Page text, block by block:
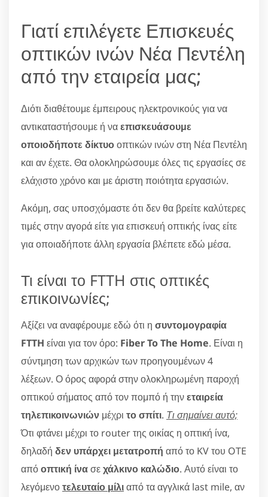
Γιατί επιλέγετε Επισκευές
οπτικών ινών Νέα Πεντέλη
από την εταιρεία μας;
Διότι διαθέτουμε έμπειρους ηλεκτρονικούς για να
αντικαταστήσουμε ή ναεπισκευάσουμε
οποιοδήποτε δίκτυοοπτικών ινών στη Νέα Πεντέλη
και αν έχετε. Θα ολοκληρώσουμε όλες τις εργασίες σε
ελάχιστο χρόνο και με άριστη ποιότητα εργασιών.
Ακόμη, σας υποσχόμαστε ότι δεν θα βρείτε καλύτερες
τιμές στην αγορά είτε για επισκευή οπτικής ίνας είτε
για οποιαδήποτε άλλη εργασία βλέπετε εδώ μέσα.
Τι είναι το FTTH στις οπτικές
επικοινωνίες;
Αξίζει να αναφέρουμε εδώ ότι η συντομογραφία
FTTH είναι για τον όρο: Fiber To The Home. Είναι η
σύντμηση των αρχικών των προηγουμένων 4
λέξεων. Ο όρος αφορά στην ολοκληρωμένη παροχή
οπτικού σήματος από τον πομπό ή τηνεταιρεία
τηλεπικοινωνιών μέχρι το σπίτι. Τι σημαίνει αυτό;
Ότι φτάνει μέχρι το router της οικίας η οπτική ίνα,
δηλαδή δεν υπάρχει μετατροπή από το KV του OTE
απόοπτική ίνασεχάλκινο καλώδιο. Αυτό είναι το
λεγόμενοτελευταίο μίλιαπό τα αγγλικά last mile, αν